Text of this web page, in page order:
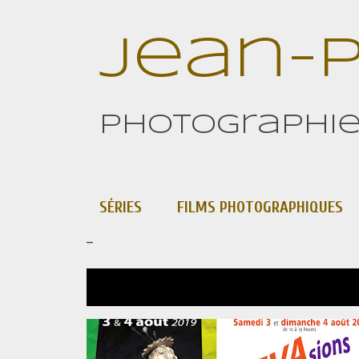
Jean-
SÉRIES FILMS PHOTOGRAPHIQUES
A